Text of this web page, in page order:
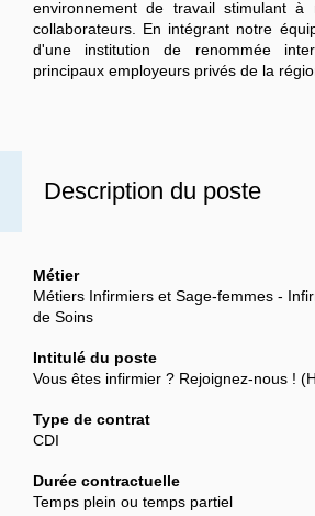
Description du poste
Métier
Métiers Infirmiers et Sage-femmes -
de Soins
Intitulé du poste
Vous êtes infirmier ? Rejoignez-nous !
Type de contrat
CDI
Durée contractuelle
Temps plein ou temps partiel
environnement de travail stimulant
collaborateurs. En intégrant notre
d'une institution de renommée
principaux employeurs privés de la